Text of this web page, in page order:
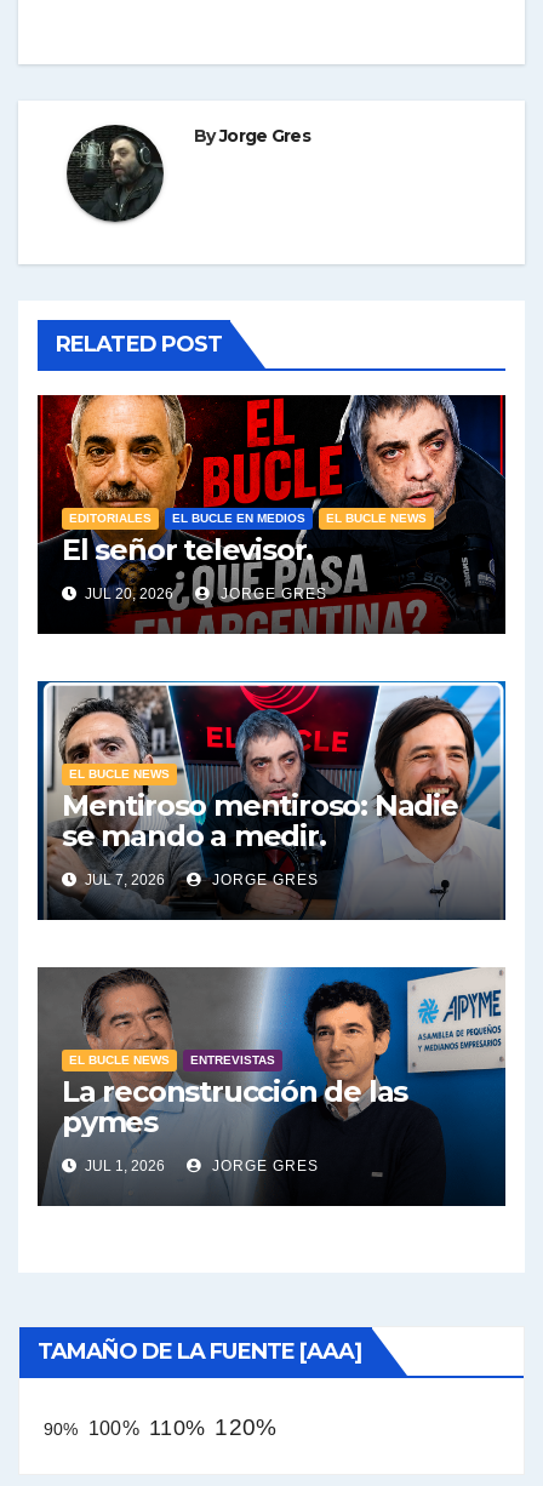
ByJorge Gres
RELATED POST
EDITORIALES EL BUCLE EN MEDIOS EL BUCLE NEWS
El señor televisor.
JUL 20, 2026 JORGE GRES
EL BUCLE NEWS
Mentiroso mentiroso: Nadie
se mando a medir.
JUL 7, 2026 JORGE GRES
EL BUCLE NEWS ENTREVISTAS
La reconstrucción de las
pymes
JUL 1, 2026 JORGE GRES
TAMAÑO DE LA FUENTE [AAA]
90% 100% 110% 120%